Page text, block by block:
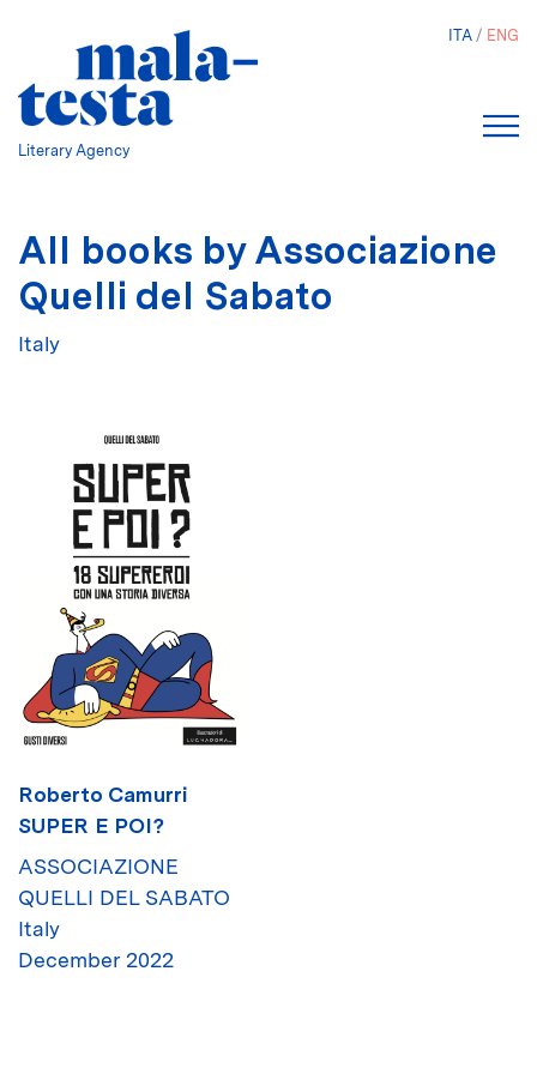
Literary Agency
ITA ENG
All books by Associazione
Quelli del Sabato
Italy
Roberto Camurri
SUPER E POI?
ASSOCIAZIONE
QUELLI DEL SABATO
Italy
December 2022